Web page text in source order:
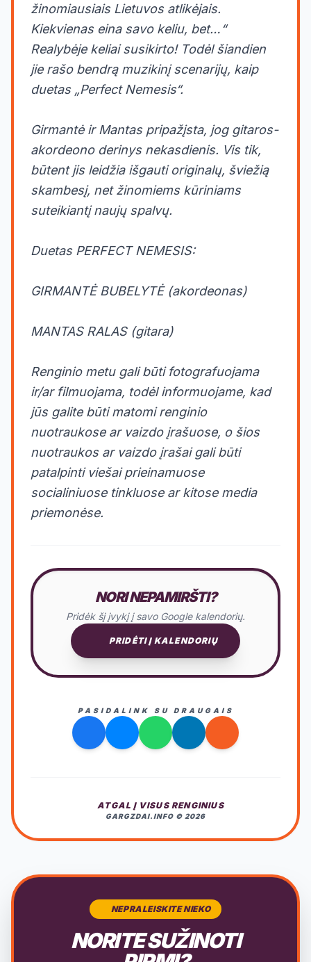
žinomiausiais Lietuvos atlikėjais.
Kiekvienas eina savo keliu, bet…“
Realybėje keliai susikirto! Todėl šiandien
jie rašo bendrą muzikinį scenarijų, kaip
duetas „Perfect Nemesis“.
Girmantė ir Mantas pripažįsta, jog gitaros-
akordeono derinys nekasdienis. Vis tik,
būtent jis leidžia išgauti originalų, šviežią
skambesį, net žinomiems kūriniams
suteikiantį naujų spalvų.
Duetas PERFECT NEMESIS:
GIRMANTĖ BUBELYTĖ (akordeonas)
MANTAS RALAS (gitara)
Renginio metu gali būti fotografuojama
ir/ar filmuojama, todėl informuojame, kad
jūs galite būti matomi renginio
nuotraukose ar vaizdo įrašuose, o šios
nuotraukos ar vaizdo įrašai gali būti
patalpinti viešai prieinamuose
socialiniuose tinkluose ar kitose media
priemonėse.
NORI NEPAMIRŠTI?
Pridėk šį įvykį į savo Google kalendorių.
PRIDĖTI Į KALENDORIŲ
PASIDALINK SU DRAUGAIS
ATGAL Į VISUS RENGINIUS
GARGZDAI.INFO © 2026
NEPRALEISKITE NIEKO
NORITE SUŽINOTI